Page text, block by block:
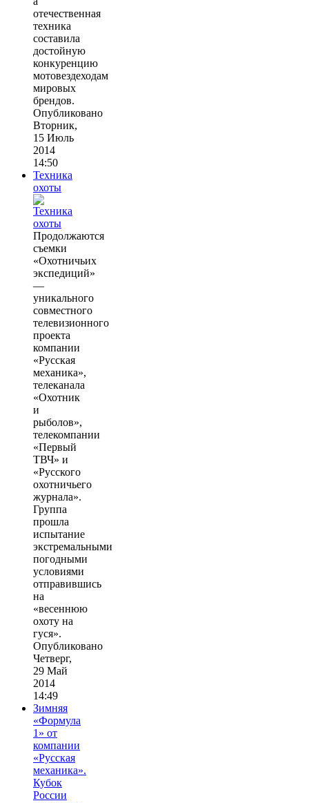
отечественная
техника
составила
достойную
конкуренцию
мотовездеходам
мировых
брендов.
Опубликовано
Вторник,
15 Июль
2014
14:50
Техника
охоты
Продолжаются
съемки
«Охотничьих
экспедиций»
—
уникального
совместного
телевизионного
проекта
компании
«Русская
механика»,
телеканала
«Охотник
и
рыболов»,
телекомпании
«Первый
ТВЧ» и
«Русского
охотничьего
журнала».
Группа
прошла
испытание
экстремальными
погодными
условиями
отправившись
на
«весеннюю
охоту на
гуся».
Опубликовано
Четверг,
29 Май
2014
14:49
Зимняя
«Формула
1» от
компании
«Русская
механика».
Кубок
России